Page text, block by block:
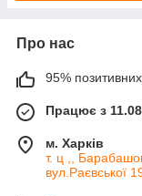
Про нас
95% позитивних
Працює з
м. Харків
т. ц ,,
вул.Раєвської